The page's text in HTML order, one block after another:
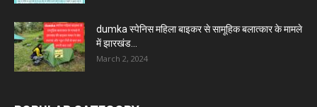
dumka स्पेनिस महिला बाइकर से सामूहिक बलात्कार के मामले
में झारखंड...
March 2, 2024